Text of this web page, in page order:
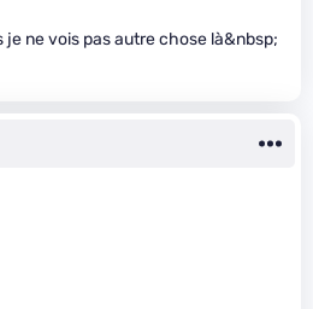
je ne vois pas autre chose là&nbsp;